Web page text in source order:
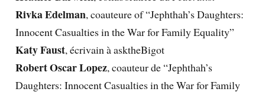
Rivka Edelman, coauteure of “Jephthah’s Daughters:
Innocent Casualties in the War for Family Equality”
Katy Faust, écrivain à asktheBigot
Robert Oscar Lopez, coauteur de “Jephthah’s
Daughters: Innocent Casualties in the War for Family